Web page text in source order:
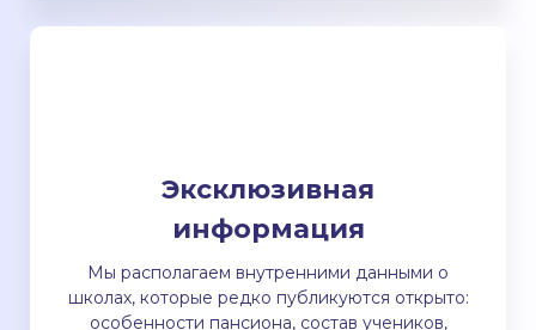
Эксклюзивная
информация
Мы располагаем внутренними данными о
школах, которые редко публикуются открыто:
особенности пансиона, состав учеников,